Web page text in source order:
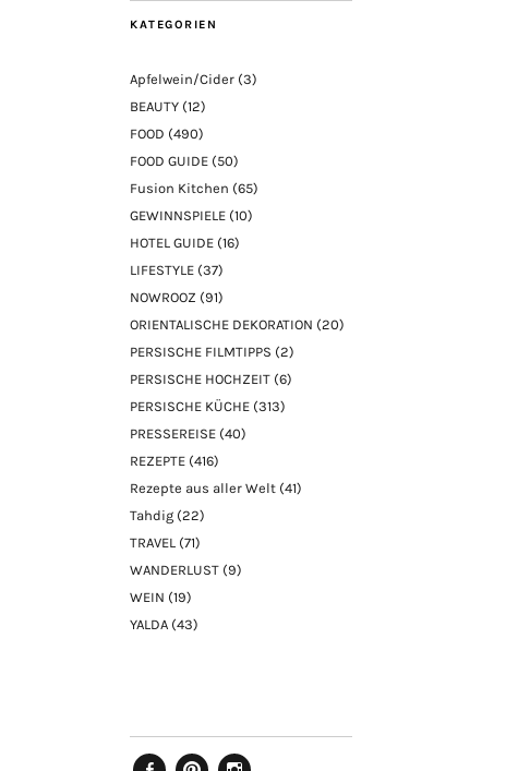
KATEGORIEN
Apfelwein/Cider (3)
BEAUTY (12)
FOOD (490)
FOOD GUIDE (50)
Fusion Kitchen (65)
GEWINNSPIELE (10)
HOTEL GUIDE (16)
LIFESTYLE (37)
NOWROOZ (91)
ORIENTALISCHE DEKORATION (20)
PERSISCHE FILMTIPPS (2)
PERSISCHE HOCHZEIT (6)
PERSISCHE KÜCHE (313)
PRESSEREISE (40)
REZEPTE (416)
Rezepte aus aller Welt (41)
Tahdig (22)
TRAVEL (71)
WANDERLUST (9)
WEIN (19)
YALDA (43)